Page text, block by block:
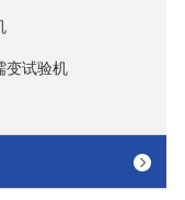
变试验机